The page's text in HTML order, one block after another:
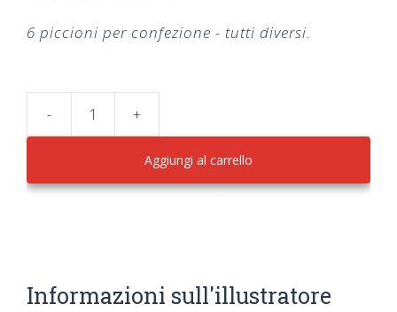
6 piccioni per confezione - tutti diversi.
-
Pigeon
quantità
+
Aggiungi al carrello
Informazioni sull'illustratore